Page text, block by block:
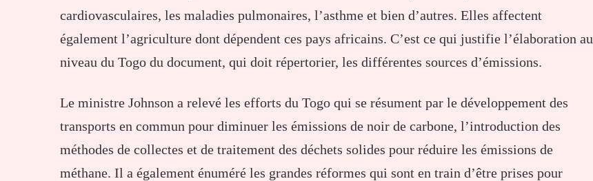
cardiovasculaires, les maladies pulmonaires, l’asthme et bien d’autres. Elles affectent
également l’agriculture dont dépendent ces pays africains. C’est ce qui justifie l’élaboration au
niveau du Togo du document, qui doit répertorier, les différentes sources d’émissions.
Le ministre Johnson a relevé les efforts du Togo qui se résument par le développement des
transports en commun pour diminuer les émissions de noir de carbone, l’introduction des
méthodes de collectes et de traitement des déchets solides pour réduire les émissions de
méthane. Il a également énuméré les grandes réformes qui sont en train d’être prises pour